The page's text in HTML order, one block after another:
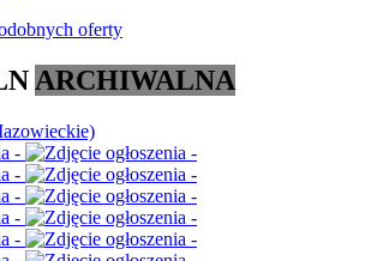
oferty
ARCHIWALNA